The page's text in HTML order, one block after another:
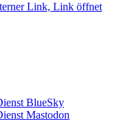
Link, Link öffnet
BlueSky
Mastodon